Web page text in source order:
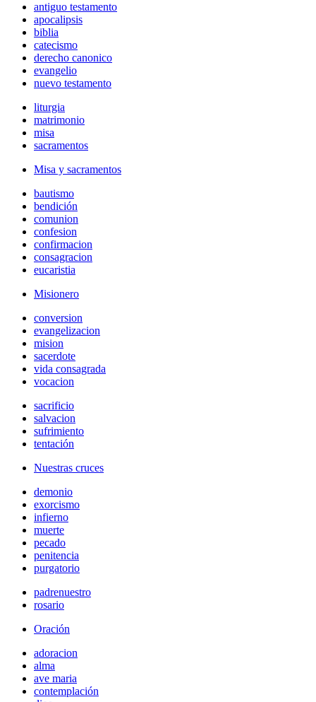
antiguo testamento
apocalipsis
biblia
catecismo
derecho canonico
evangelio
nuevo testamento
liturgia
matrimonio
misa
sacramentos
Misa y sacramentos
bautismo
bendición
comunion
confesion
confirmacion
consagracion
eucaristia
Misionero
conversion
evangelizacion
mision
sacerdote
vida consagrada
vocacion
sacrificio
salvacion
sufrimiento
tentación
Nuestras cruces
demonio
exorcismo
infierno
muerte
pecado
penitencia
purgatorio
padrenuestro
rosario
Oración
adoracion
alma
ave maria
contemplación